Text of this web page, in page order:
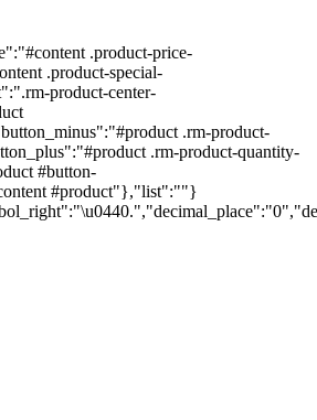
.product-price-
.product-special-
product-center-
.rm-product-
.rm-product-quantity-
#button-
#product"},"list":""}